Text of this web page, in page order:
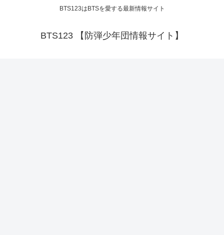
BTS123はBTSを愛する最新情報サイト
BTS123 【防弾少年団情報サイト】